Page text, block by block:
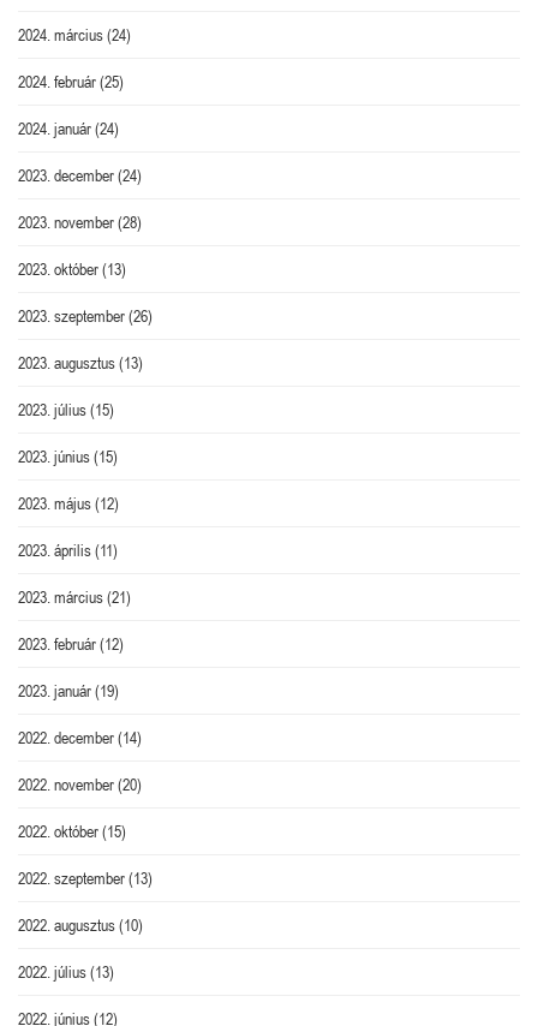
2024. március(24)
2024. február(25)
2024. január(24)
2023. december(24)
2023. november(28)
2023. október(13)
2023. szeptember(26)
2023. augusztus(13)
2023. július(15)
2023. június(15)
2023. május(12)
2023. április(11)
2023. március(21)
2023. február(12)
2023. január(19)
2022. december(14)
2022. november(20)
2022. október(15)
2022. szeptember(13)
2022. augusztus(10)
2022. július(13)
2022. június(12)